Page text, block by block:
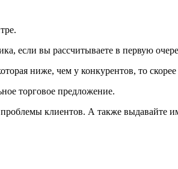
если вы рассчитываете в первую
ниже, чем у конкурентов, то
торговое предложение.
клиентов. А также выдавайте